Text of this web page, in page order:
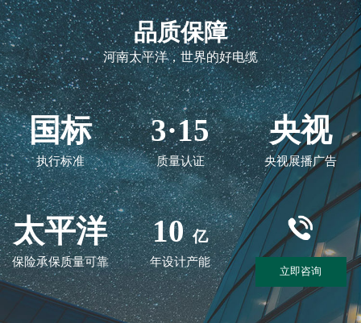
品质保障
河南太平洋，世界的好电缆
国标
执行标准
3·15
质量认证
央视
央视展播广告
太平洋
保险承保质量可靠
10 亿
年设计产能
立即咨询